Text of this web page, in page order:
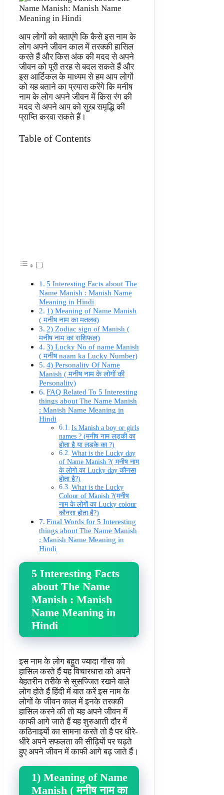
आप लोगों को बताएंगे कि कैसे इस नाम के
लोग अपने जीवन काल में तरक्की हासिल
करते हैं और किस अंक की मदद से अपने
जीवन को पूरी तरह से बदल सकते हैं और
इस आर्टिकल के माध्यम से हम आप लोगों
को यह बताने का प्रयास करेंगे कि मनीष
नाम के लोग अपने जीवन में किस रंग की
मदद से अपने आप को सुख समृद्धि की
प्राप्ति करवा सकते हैं।
Table of Contents
5 Interesting Facts about The
Name Manish : Manish Name
Meaning in Hindi
1) Meaning of Name Manish
( मनीष नाम का मतलब)
2) Zodiac sign of Manish (
मनीष नाम का राशिफल)
3) Lucky No of name Manish
( मनीष naam ka Lucky Number)
4) Personality Of Name
Manish ( मनीष नाम के लोगों की
Personality)
FAQ Related To 5 Interesting
things about The Name Manish
: Manish Name Meaning in
Hindi
Is Manish a boy or girls
names ? (मनीष नाम लड़की का
होता है या लड़के का ?)
What is the Lucky day
of Name Manish ?( मनीष नाम
के लोगो का Lucky day कौनसा
होता है?)
What is the Lucky
Colour of Manish ?(मनीष
नाम के लोगों का Lucky colour
कौनसा होता है?)
Final Words for 5 Interesting
things about The Name Manish
: Manish Name Meaning in
Hindi
5 Interesting Facts
about The Name
Manish : Manish
Name Meaning in
Hindi
इस नाम के लोग बहुत ज्यादा गौरव को
हासिल करते हैं यह विचारधारा को अपने
बेहतरीन तरीके से सुसज्जित रखने वाले
लोग होते हैं हिंदी में बात करें इस नाम के
लोगों के जीवन काल में इनके तरक्की
हासिल करने की तो यह अपने जीवन में
काफी आगे जाते हैं यह शुरुआती दौर में
कठिनाइयों का सामना करते तो है पर धीरे-
धीरे अपने सफलता की सीढ़ियों पर चढ़ते
हुए अपने जीवन में काफी आगे बढ़ जाते हैं।
1) Meaning of Name
Manish ( मनीष नाम का